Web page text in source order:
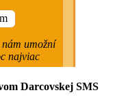
Darcovskej SMS